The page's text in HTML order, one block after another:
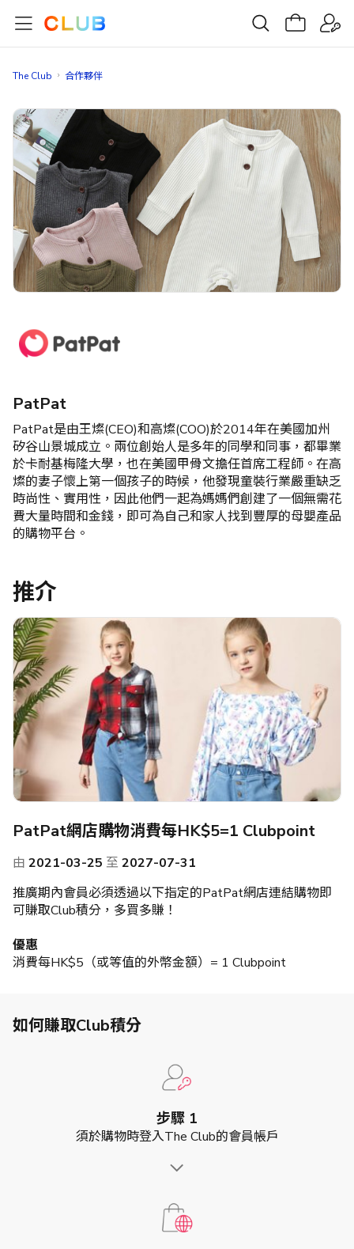
The Club 合作夥伴
PatPat
PatPat是由王燦(CEO)和高燦(COO)於2014年在美國加州
矽谷山景城成立。兩位創始人是多年的同學和同事，都畢業
於卡耐基梅隆大學，也在美國甲骨文擔任首席工程師。在高
燦的妻子懷上第一個孩子的時候，他發現童裝行業嚴重缺乏
時尚性、實用性，因此他們一起為媽媽們創建了一個無需花
費大量時間和金錢，即可為自己和家人找到豐厚的母嬰產品
的購物平台。
推介
PatPat網店購物消費每HK$5=1 Clubpoint
由 2021-03-25 至 2027-07-31
推廣期內會員必須透過以下指定的PatPat網店連結購物即
可賺取Club積分，多買多賺！
優惠
消費每HK$5（或等值的外幣金額）= 1 Clubpoint
如何賺取Club積分
步驟 1
須於購物時登入The Club的會員帳戶